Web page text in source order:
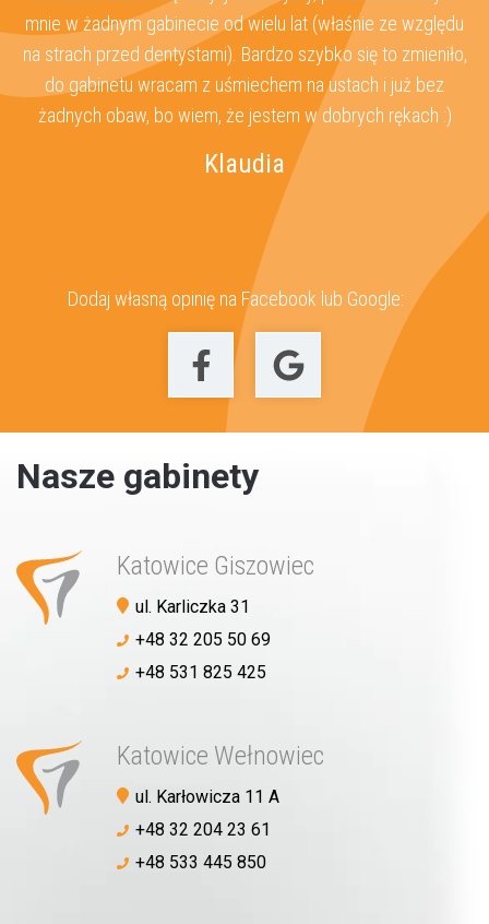
mnie w żadnym gabinecie od wielu lat (właśnie ze względu
na strach przed dentystami). Bardzo szybko się to zmieniło,
do gabinetu wracam z uśmiechem na ustach i już bez
żadnych obaw, bo wiem, że jestem w dobrych rękach :)
Klaudia
Dodaj własną opinię na Facebook lub Google:
Nasze gabinety
Katowice Giszowiec
ul. Karliczka 31
+48 32 205 50 69
+48 531 825 425
Katowice Wełnowiec
ul. Karłowicza 11 A
+48 32 204 23 61
+48 533 445 850
Umów wizytę